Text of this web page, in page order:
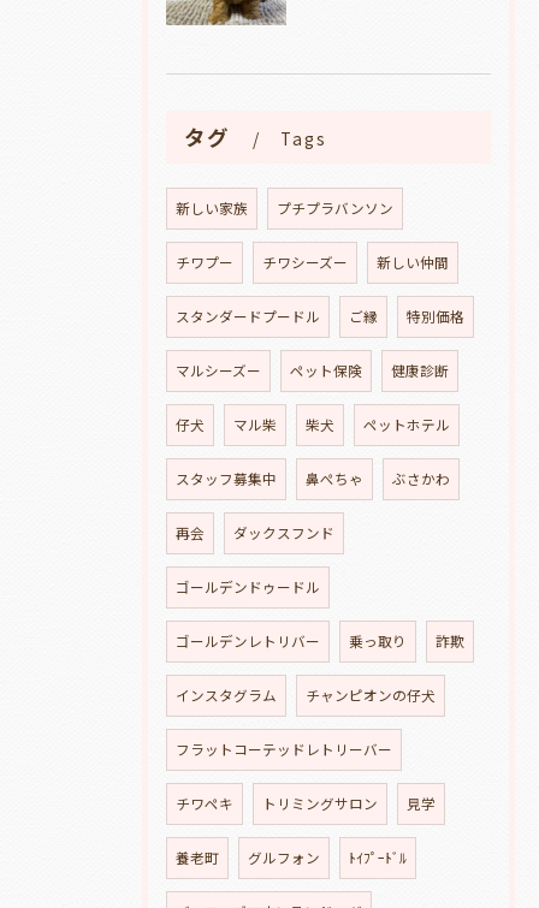
タグ Tags
新しい家族 プチプラバンソン
チワプー チワシーズー 新しい仲間
スタンダードプードル ご縁 特別価格
マルシーズー ペット保険 健康診断
仔犬 マル柴 柴犬 ペットホテル
スタッフ募集中 鼻ぺちゃ ぶさかわ
再会 ダックスフンド
ゴールデンドゥードル
ゴールデンレトリバー 乗っ取り 詐欺
インスタグラム チャンピオンの仔犬
フラットコーテッドレトリーバー
チワペキ トリミングサロン 見学
養老町 グルフォン ﾄｲﾌﾟｰﾄﾞﾙ